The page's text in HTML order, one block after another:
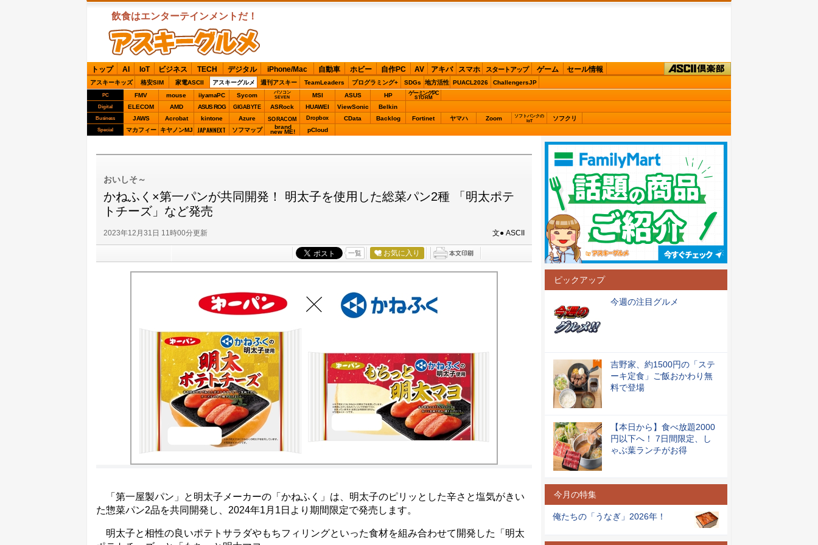
飲食はエンターテインメントだ！
ASCIIグルメ
トップ AI IoT ビジネス TECH デジタル iPhone/Mac 自動車 ホビー 自作PC AV アキバ スマホ スタートアップ ゲーム セール情報
アスキーキッズ 格安SIM 家電ASCII アスキーグルメ 週刊アスキー TeamLeaders プログラミング+ SDGs 地方活性 PUACL2026 ChallengersJP
PC FMV mouse iiyamaPC Sycom
パソコン
SEVEN
MSI ASUS HP ゲーミングPC
STORM
Digital ELECOM AMD ASUS ROG GIGABYTE ASRock HUAWEI ViewSonic Belkin
Business JAWS Acrobat kintone Azure SORACOM Dropbox CData Backlog Fortinet ヤマハ Zoom
ソフトバンクの
IoT
ソフクリ
Special マカフィー キヤノンMJ JAPANNEXT ソフマップ brand
new ME! pCloud
おいしそ～
かねふく×第一パンが共同開発！ 明太子を使用した総菜パン2種 「明太ポテ
トチーズ」など発売
2023年12月31日 11時00分更新 文● ASCII
一覧 お気に入り
「第一屋製パン」と明太子メーカーの「かねふく」は、明太子のピリッとした辛さと塩気がきい
た惣菜パン2品を共同開発し、2024年1月1日より期間限定で発売します。
明太子と相性の良いポテトサラダやもちフィリングといった食材を組み合わせて開発した「明太
ピックアップ
今週の注目グルメ
吉野家、約1500円の「ステ
ーキ定食」ご飯おかわり無
料で登場
【本日から】食べ放題2000
円以下へ！ 7日間限定、し
ゃぶ葉ランチがお得
今月の特集
俺たちの「うなぎ」2026年！